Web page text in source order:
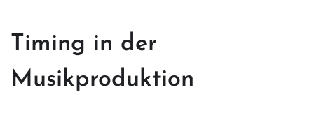
Timing in der
Musikproduktion